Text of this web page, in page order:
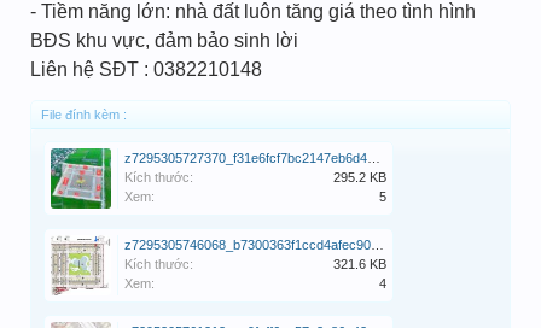
- Tiềm năng lớn: nhà đất luôn tăng giá theo tình hình
BĐS khu vực, đảm bảo sinh lời
Liên hệ SĐT : 0382210148
File đính kèm :
Kích thước:
295.2 KB
Xem:
5
Kích thước:
321.6 KB
Xem:
4